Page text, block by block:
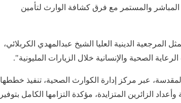
المباشر والمستمر مع فرق كشافة الوارث لتأمين
الدينية العليا الشيخ عبدالمهدي الكربلائي،
الصحية والإنسانية خلال الزيارات المليونية".
عبر مركز إدارة الكوارث الصحية، تنفيذ خططها
الزائرين المتزايدة، مؤكدة التزامها الكامل بتوفير